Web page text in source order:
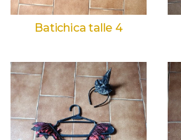
Batichica talle 4